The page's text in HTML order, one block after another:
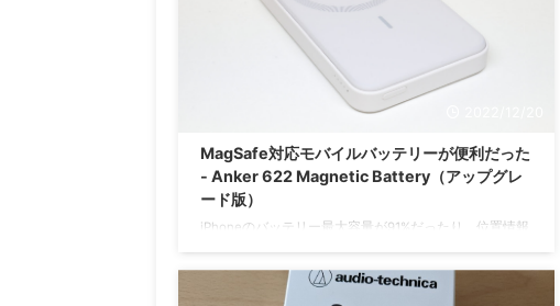
多機能スタンドを紹介していく。 Magsafe対応ケー
ス Aliexpressメーカー不明 Amazonだとあんまりい ...
MagSafe対応モバイルバッテリーが便利だった
- Anker 622 Magnetic Battery（アップグレ
ード版）
iPhoneのバッテリー最大容量が91%だったり、位置情報
Bloom をやるようになってからバッテリーの消費が激し
くなりました…。 モバイルバッテリーを見繕うにあたっ